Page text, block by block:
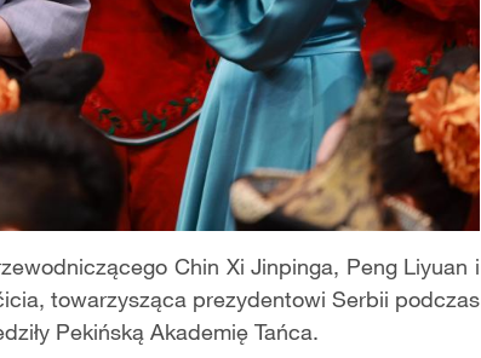
Chin Xi Jinpinga, Peng Liyuan i
towarzysząca prezydentowi Serbii podczas
Pekińską Akademię Tańca.